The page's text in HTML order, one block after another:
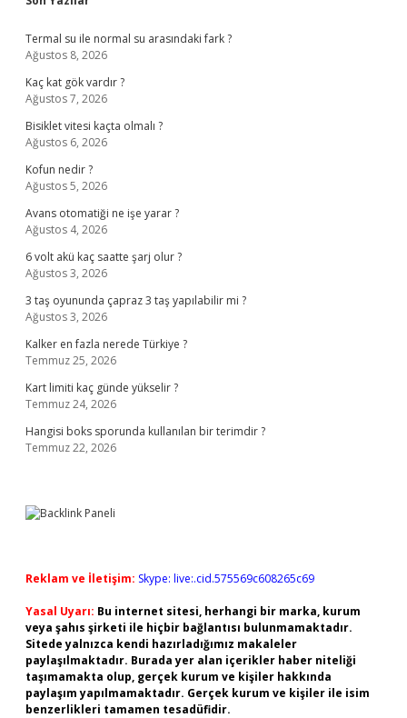
Sidebar
Termal su ile normal su arasındaki fark ?
Ağustos 8, 2026
Kaç kat gök vardır ?
Ağustos 7, 2026
Bisiklet vitesi kaçta olmalı ?
Ağustos 6, 2026
Kofun nedir ?
Ağustos 5, 2026
Avans otomatiği ne işe yarar ?
Ağustos 4, 2026
6 volt akü kaç saatte şarj olur ?
Ağustos 3, 2026
3 taş oyununda çapraz 3 taş yapılabilir mi ?
Ağustos 3, 2026
Kalker en fazla nerede Türkiye ?
Temmuz 25, 2026
Kart limiti kaç günde yükselir ?
Temmuz 24, 2026
Hangisi boks sporunda kullanılan bir terimdir ?
Temmuz 22, 2026
Reklam ve İletişim: Skype: live:.cid.575569c608265c69
Yasal Uyarı: Bu internet sitesi, herhangi bir marka, kurum
veya şahıs şirketi ile hiçbir bağlantısı bulunmamaktadır.
Sitede yalnızca kendi hazırladığımız makaleler
paylaşılmaktadır. Burada yer alan içerikler haber niteliği
taşımamakta olup, gerçek kurum ve kişiler hakkında
paylaşım yapılmamaktadır. Gerçek kurum ve kişiler ile isim
benzerlikleri tamamen tesadüfidir.